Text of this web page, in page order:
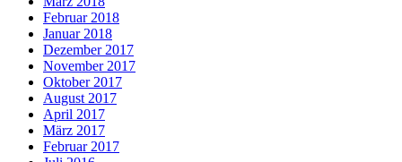
Februar 2018
Januar 2018
Dezember 2017
November 2017
Oktober 2017
August 2017
April 2017
März 2017
Februar 2017